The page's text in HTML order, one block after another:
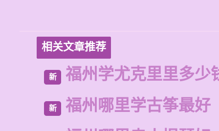
相关文章推荐
新 福州学尤克里里多少
新
福州哪里学古筝最好